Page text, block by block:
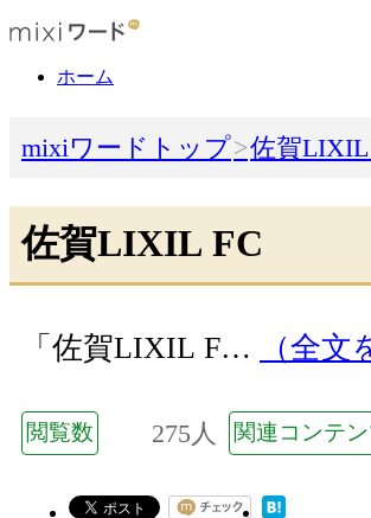
ホーム
mixiワードトップ 佐賀LIXIL
佐賀LIXIL FC
「佐賀LIXIL F… （全文
閲覧数 275人 関連コンテ